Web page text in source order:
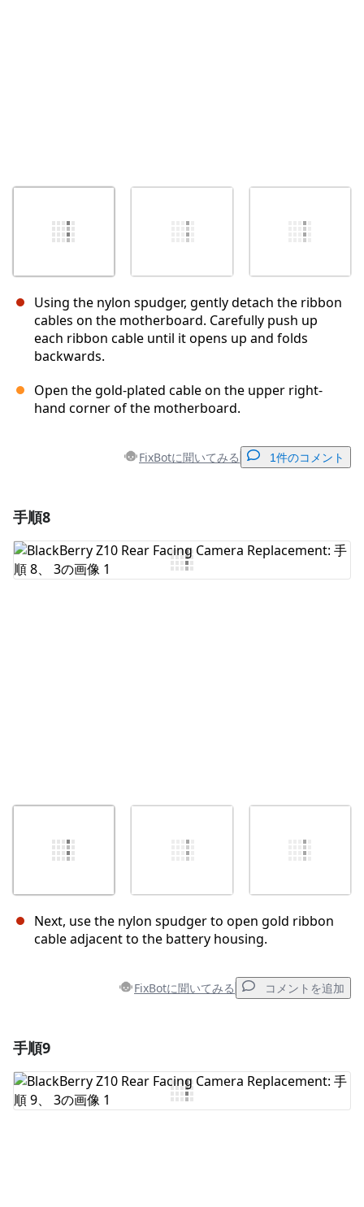
Using the nylon spudger, gently detach the ribbon
cables on the motherboard. Carefully push up
each ribbon cable until it opens up and folds
backwards.
Open the gold-plated cable on the upper right-
hand corner of the motherboard.
FixBotに聞いてみる 1件のコメント
コメントを追加
手順8
Next, use the nylon spudger to open gold ribbon
cable adjacent to the battery housing.
FixBotに聞いてみる コメントを追加
コメントを追加
手順9